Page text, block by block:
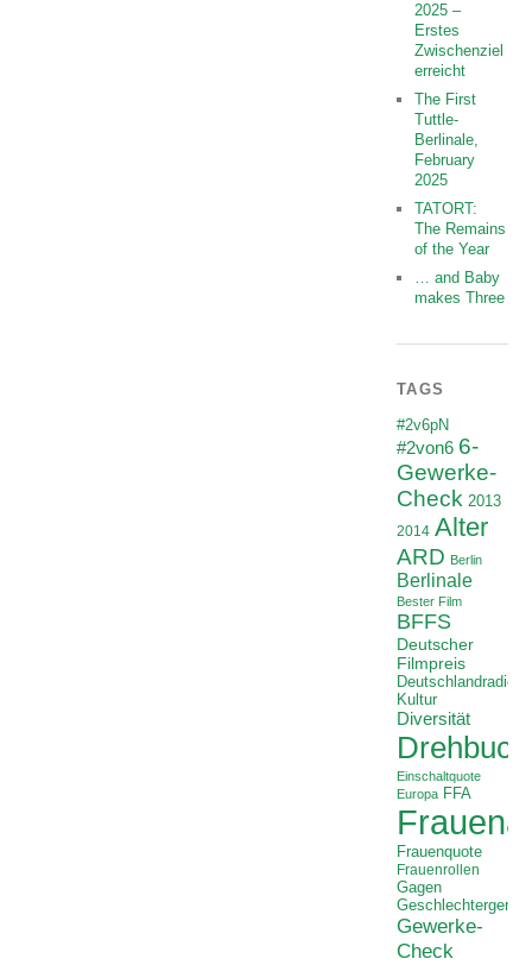
2025 –
Erstes
Zwischenziel
erreicht
The First
Tuttle-
Berlinale,
February
2025
TATORT:
The Remains
of the Year
… and Baby
makes Three
TAGS
#2v6pN
#2von6 6-
Gewerke-
Check 2013
2014 Alter
ARD Berlin
Berlinale
Bester Film
BFFS
Deutscher
Filmpreis
Deutschlandradio
Kultur
Diversität
Drehbuch
Einschaltquote
Europa FFA
Frauenquote
Frauenrollen
Gagen
Gewerke-
Check